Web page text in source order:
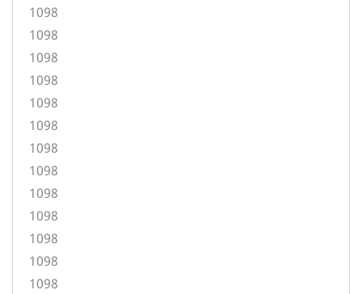
1098
1098
1098
1098
1098
1098
1098
1098
1098
1098
1098
1098
1098